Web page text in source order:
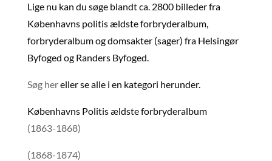
Lige nu kan du søge blandt ca. 2800 billeder fra
Københavns politis ældste forbryderalbum,
forbryderalbum og domsakter (sager) fra Helsingør
Byfoged og Randers Byfoged.
Søg hereller se alle i en kategori herunder.
Københavns Politis ældste forbryderalbum
(1863-1868)
(1868-1874)